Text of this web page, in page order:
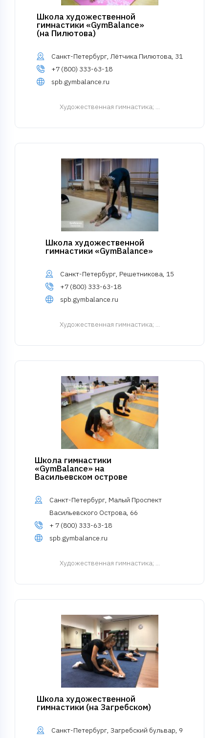
Школа художественной
гимнастики «GymBalance»
(на Пилютова)
Санкт-Петербург, Лётчика Пилютова, 31
+7 (800) 333-63-18
spb.gymbalance.ru
Художественная гимнастика; ...
Школа художественной
гимнастики «GymBalance»
Санкт-Петербург, Решетникова, 15
+7 (800) 333-63-18
spb.gymbalance.ru
Художественная гимнастика; ...
Школа гимнастики
«GymBalance» на
Васильевском острове
Санкт-Петербург, Малый Проспект
Васильевского Острова, 66
+ 7 (800) 333-63-18
spb.gymbalance.ru
Художественная гимнастика; ...
Школа художественной
гимнастики (на Загребском)
Санкт-Петербург, Загребский бульвар, 9